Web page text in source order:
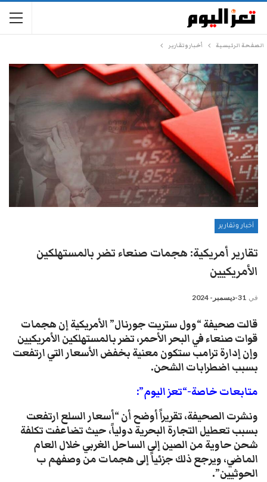
الصفحة الرئيسية أخبار وتقارير
أخبار وتقارير
تقارير أمريكية: هجمات صنعاء تضر بالمستهلكين
الأمريكيين
في 31-ديسمبر- 2024
قالت صحيفة “وول ستريت جورنال” الأمريكية إن هجمات
قوات صنعاء في البحر الأحمر، تضر بالمستهلكين الأمريكيين
وإن إدارة ترامب ستكون معنية بخفض الأسعار التي ارتفعت
بسبب اضطرابات الشحن.
متابعات خاصة-“تعز اليوم”:
ونشرت الصحيفة، تقريراً أوضح أن “أسعار السلع ارتفعت
بسبب تعطيل التجارة البحرية دولياً، حيث تضاعفت تكلفة
شحن حاوية من الصين إلى الساحل الغربي خلال العام
الماضي، ويرجع ذلك جزئياً إلى هجمات من وصفهم ب
الحوثيين”.